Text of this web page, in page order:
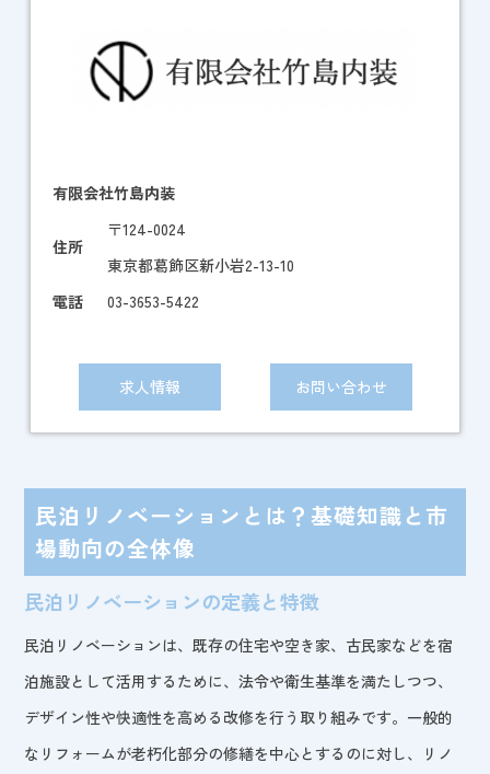
有限会社竹島内装
住所
〒124-0024
東京都葛飾区新小岩2-13-10
電話
03-3653-5422
求人情報 お問い合わせ
民泊リノベーションとは？基礎知識と市
場動向の全体像
民泊リノベーションの定義と特徴
民泊リノベーションは、既存の住宅や空き家、古民家などを宿
泊施設として活用するために、法令や衛生基準を満たしつつ、
デザイン性や快適性を高める改修を行う取り組みです。一般的
なリフォームが老朽化部分の修繕を中心とするのに対し、リノ